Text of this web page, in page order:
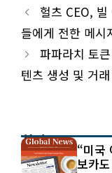
헐츠 CEO,
들에게 전한 메시
파파라치 토
텐츠 생성 및 거
최신 글
“미국
보카